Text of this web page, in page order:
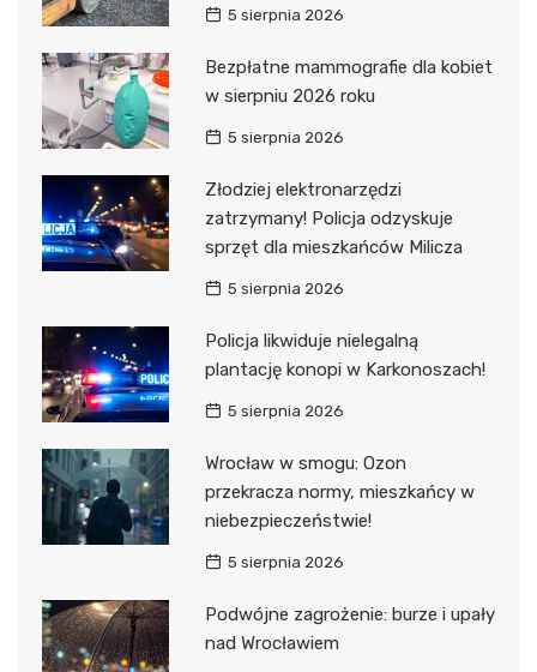
5 sierpnia 2026
Bezpłatne mammografie dla kobiet
w sierpniu 2026 roku
5 sierpnia 2026
Złodziej elektronarzędzi
zatrzymany! Policja odzyskuje
sprzęt dla mieszkańców Milicza
5 sierpnia 2026
Policja likwiduje nielegalną
plantację konopi w Karkonoszach!
5 sierpnia 2026
Wrocław w smogu: Ozon
przekracza normy, mieszkańcy w
niebezpieczeństwie!
5 sierpnia 2026
Podwójne zagrożenie: burze i upały
nad Wrocławiem